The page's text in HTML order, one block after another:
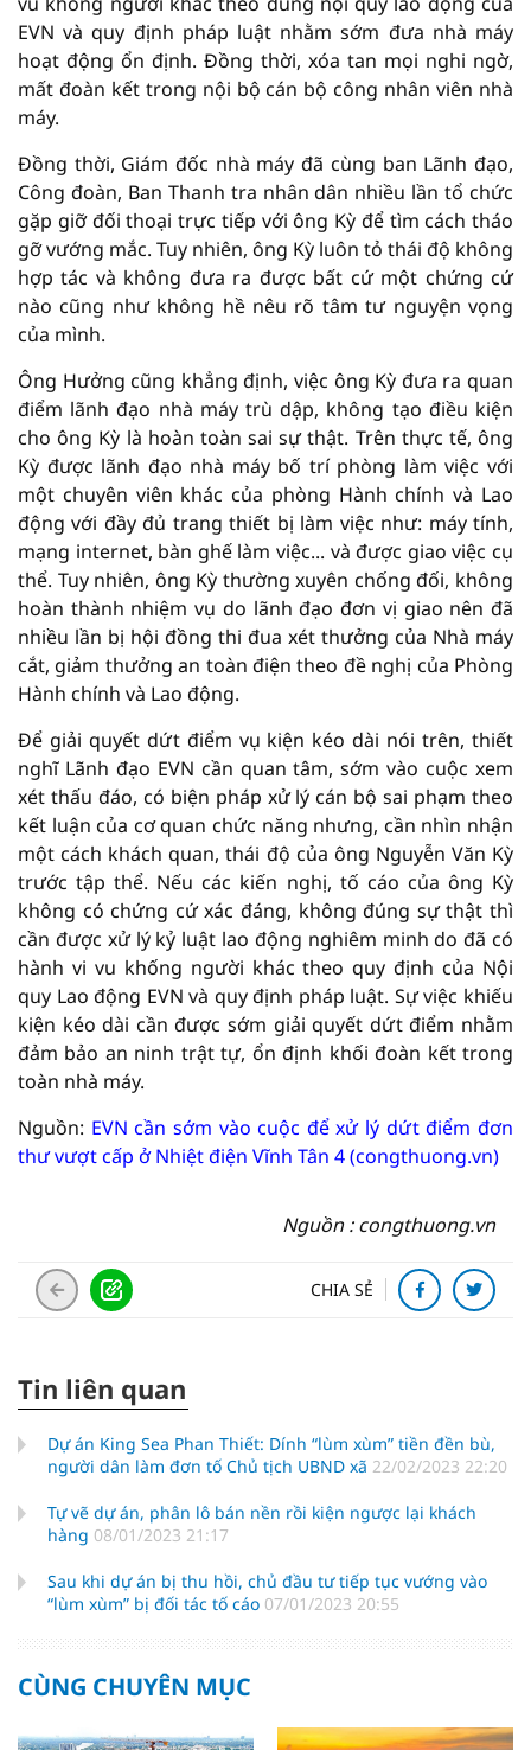
EVN và quy định pháp luật nhằm sớm đưa nhà máy
hoạt động ổn định. Đồng thời, xóa tan mọi nghi ngờ,
mất đoàn kết trong nội bộ cán bộ công nhân viên nhà
máy.
Đồng thời, Giám đốc nhà máy đã cùng ban Lãnh đạo,
Công đoàn, Ban Thanh tra nhân dân nhiều lần tổ chức
gặp giỡ đối thoại trực tiếp với ông Kỳ để tìm cách tháo
gỡ vướng mắc. Tuy nhiên, ông Kỳ luôn tỏ thái độ không
hợp tác và không đưa ra được bất cứ một chứng cứ
nào cũng như không hề nêu rõ tâm tư nguyện vọng
của mình.
Ông Hưởng cũng khẳng định, việc ông Kỳ đưa ra quan
điểm lãnh đạo nhà máy trù dập, không tạo điều kiện
cho ông Kỳ là hoàn toàn sai sự thật. Trên thực tế, ông
Kỳ được lãnh đạo nhà máy bố trí phòng làm việc với
một chuyên viên khác của phòng Hành chính và Lao
động với đầy đủ trang thiết bị làm việc như: máy tính,
mạng internet, bàn ghế làm việc... và được giao việc cụ
thể. Tuy nhiên, ông Kỳ thường xuyên chống đối, không
hoàn thành nhiệm vụ do lãnh đạo đơn vị giao nên đã
nhiều lần bị hội đồng thi đua xét thưởng của Nhà máy
cắt, giảm thưởng an toàn điện theo đề nghị của Phòng
Hành chính và Lao động.
Để giải quyết dứt điểm vụ kiện kéo dài nói trên, thiết
nghĩ Lãnh đạo EVN cần quan tâm, sớm vào cuộc xem
xét thấu đáo, có biện pháp xử lý cán bộ sai phạm theo
kết luận của cơ quan chức năng nhưng, cần nhìn nhận
một cách khách quan, thái độ của ông Nguyễn Văn Kỳ
trước tập thể. Nếu các kiến nghị, tố cáo của ông Kỳ
không có chứng cứ xác đáng, không đúng sự thật thì
cần được xử lý kỷ luật lao động nghiêm minh do đã có
hành vi vu khống người khác theo quy định của Nội
quy Lao động EVN và quy định pháp luật. Sự việc khiếu
kiện kéo dài cần được sớm giải quyết dứt điểm nhằm
đảm bảo an ninh trật tự, ổn định khối đoàn kết trong
toàn nhà máy.
Nguồn: EVN cần sớm vào cuộc để xử lý dứt điểm đơn
thư vượt cấp ở Nhiệt điện Vĩnh Tân 4 (congthuong.vn)
Nguồn : congthuong.vn
CHIA SẺ
Tin liên quan
Dự án King Sea Phan Thiết: Dính “lùm xùm” tiền đền bù,
người dân làm đơn tố Chủ tịch UBND xã 22/02/2023 22:20
Tự vẽ dự án, phân lô bán nền rồi kiện ngược lại khách
hàng 08/01/2023 21:17
Sau khi dự án bị thu hồi, chủ đầu tư tiếp tục vướng vào
“lùm xùm” bị đối tác tố cáo 07/01/2023 20:55
CÙNG CHUYÊN MỤC